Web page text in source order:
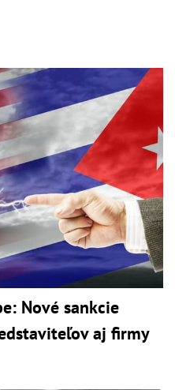
Nové sankcie
aj firmy